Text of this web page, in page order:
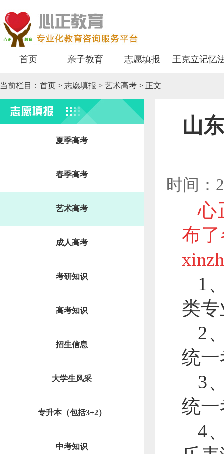
首页 亲子教育 志愿填报 王克立记忆
当前栏目： 首页 > 志愿填报 > 艺术高考 > 正文
志愿填报
夏季高考
春季高考
艺术高考
成人高考
考研知识
高考知识
招生信息
大学生风采
专升本（包括3+2）
中考知识
山
时间
心
布
1
类
2
统
3
统
4